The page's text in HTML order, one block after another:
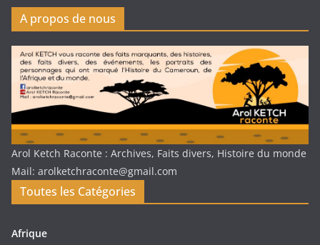
A propos de nous
Arol Ketch Raconte : Archives, Faits divers, Histoire du monde
Mail: arolketchraconte@gmail.com
Toutes les Catégories
Afrique